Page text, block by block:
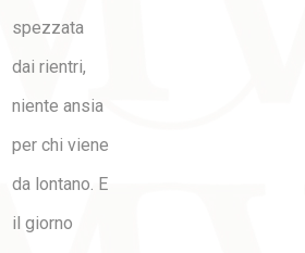
spezzata
dai rientri,
niente ansia
per chi viene
da lontano. E
il giorno